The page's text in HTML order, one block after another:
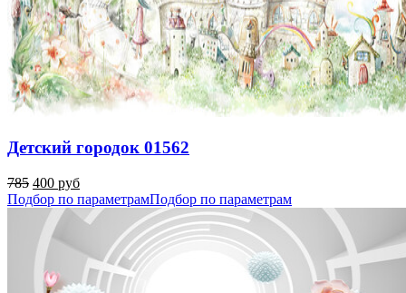
Детский городок 01562
785 400 руб
Подбор по параметрамПодбор по параметрам